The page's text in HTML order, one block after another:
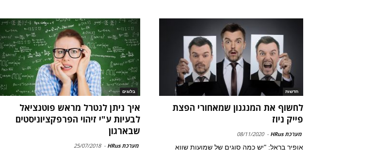
חדשות
לחשוף את המנגנון שמאחורי הפצת
פייק ניוז
מערכת HRus -
08/11/2020
אופיר בראל: "יש כמה סוגים של שמועות שווא
בלוגים
איך ניתן לנטרל מראש פוטנציאל
לבעיות ע"י זיהוי הפרפקציוניסטים
שבארגון
מערכת HRus -
25/07/2018